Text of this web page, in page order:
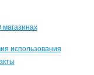
магазинах
использования